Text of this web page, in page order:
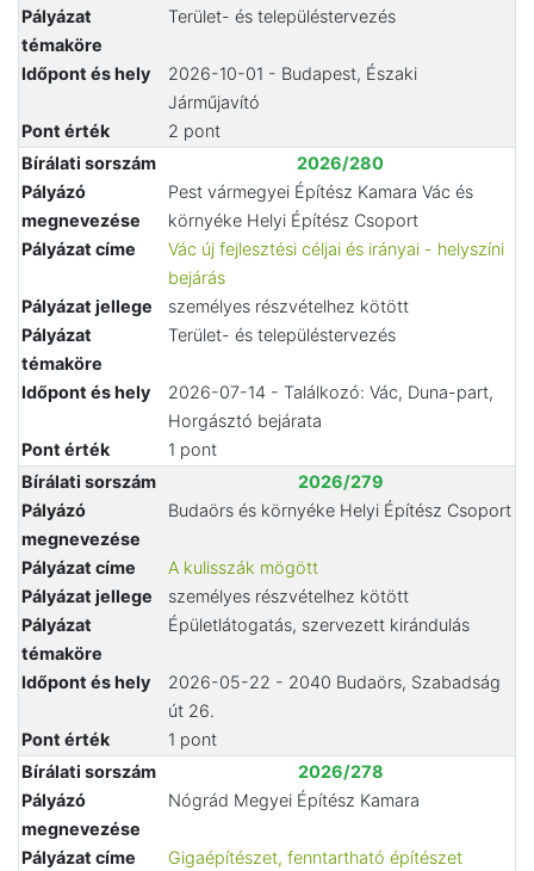
Pályázat
témaköre
Terület- és településtervezés
Időpont és hely
2026-10-01 - Budapest, Északi
Járműjavító
Pont érték
2 pont
Bírálati sorszám
2026/280
Pályázó
megnevezése
Pest vármegyei Építész Kamara Vác és
környéke Helyi Építész Csoport
Pályázat címe
Vác új fejlesztési céljai és irányai - helyszíni
bejárás
Pályázat jellege
személyes részvételhez kötött
Pályázat
témaköre
Terület- és településtervezés
Időpont és hely
2026-07-14 - Találkozó: Vác, Duna-part,
Horgásztó bejárata
Pont érték
1 pont
Bírálati sorszám
2026/279
Pályázó
megnevezése
Budaörs és környéke Helyi Építész Csoport
Pályázat címe
A kulisszák mögött
Pályázat jellege
személyes részvételhez kötött
Pályázat
témaköre
Épületlátogatás, szervezett kirándulás
Időpont és hely
2026-05-22 - 2040 Budaörs, Szabadság
út 26.
Pont érték
1 pont
Bírálati sorszám
2026/278
Pályázó
megnevezése
Nógrád Megyei Építész Kamara
Pályázat címe
Gigaépítészet, fenntartható építészet